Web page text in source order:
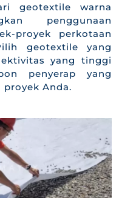
geotextile warna
penggunaan
proyek perkotaan
geotextile yang
yang tinggi
penyerap yang
Anda.